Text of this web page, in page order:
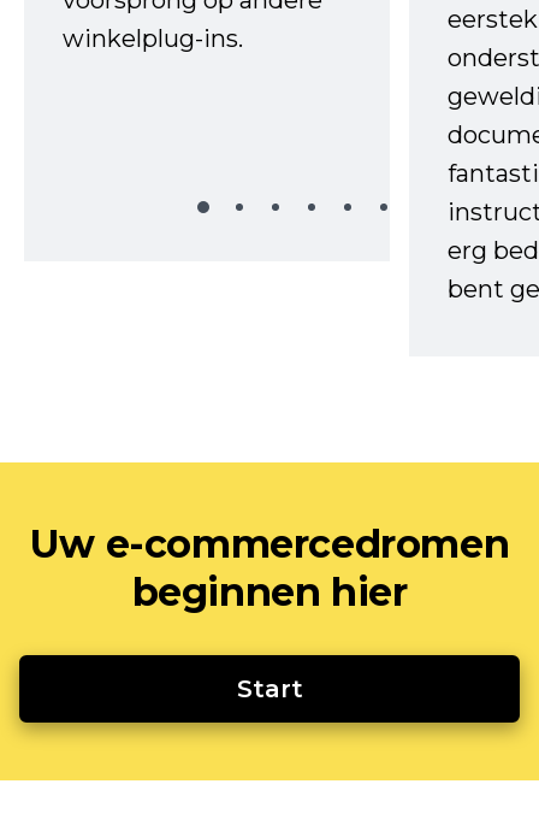
winkelplug-ins.
erg
bent
Uw e-commercedromen
beginnen hier
Start